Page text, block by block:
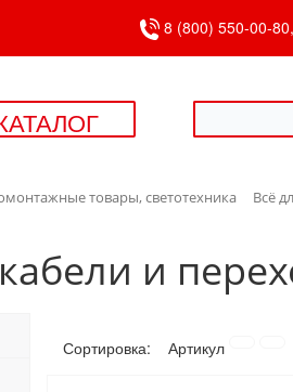
8 (800) 550-00-
товары, светотехника Всё
и
Сортировка: Артикул